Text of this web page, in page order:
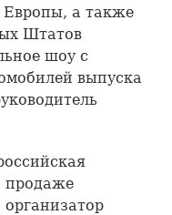
Европы, а также
Штатов
шоу с
выпуска
продаже